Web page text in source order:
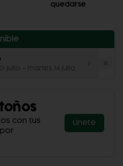
quedarse
julio - martes 14 julio
con tus
Únete